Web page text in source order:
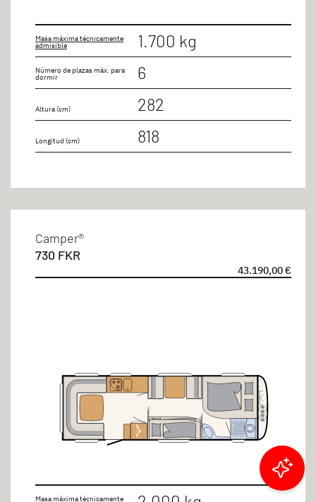
Masa máxima técnicamente
admisible 1.700 kg
Número de plazas máx. para
dormir 6
Altura (cm) 282
Longitud (cm) 818
Camper®
730 FKR
43.190,00 €
Masa máxima técnicamente